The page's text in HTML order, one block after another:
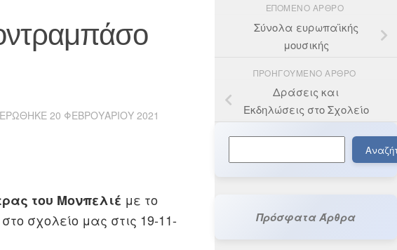
20 ΦΕΒΡΟΥΑΡΊΟΥ 2021
του Μονπελιέ με το
σχολείο μας στις 19-11-
ΕΠΌΜΕΝΟ ΆΡΘΡΟ
Σύνολα ευρωπαϊκής
μουσικής
ΠΡΟΗΓΟΎΜΕΝΟ ΆΡΘΡΟ
Δράσεις και
Εκδηλώσεις στο Σχολείο
Πρόσφατα Άρθρα